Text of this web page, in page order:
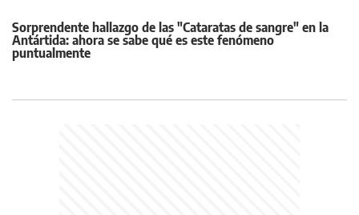
Sorprendente hallazgo de las "Cataratas de sangre" en la
Antártida: ahora se sabe qué es este fenómeno
puntualmente